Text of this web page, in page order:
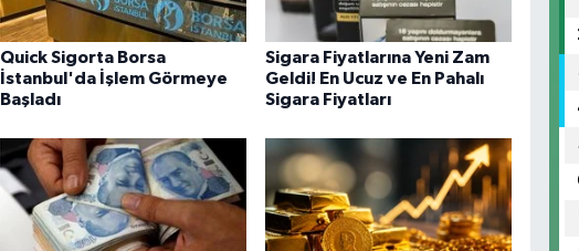
Quick Sigorta Borsa
İstanbul'da İşlem Görmeye
Başladı
Sigara Fiyatlarına Yeni Zam
Geldi! En Ucuz ve En Pahalı
Sigara Fiyatları